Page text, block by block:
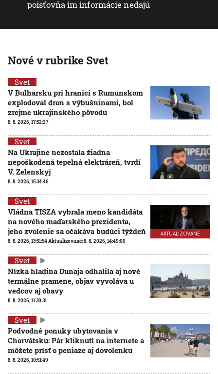
poisťovňa im informácie nedajú
Nové v rubrike Svet
Svet
V Bulharsku pri hranici s Rumunskom
explodoval dron s výbušninami, bol
zrejme ukrajinského pôvodu
8. 8. 2026, 17:52:27
Svet
Na Ukrajine nezostala žiadna
nepoškodená tepelná elektráreň, tvrdí
V. Zelenskyj
8. 8. 2026, 15:34:46
AKTUALIZOVANÉ
Svet
Vládna TISZA vybrala meno kandidáta
na nového maďarského prezidenta,
jeho zvolenie sa očakáva budúci týždeň
8. 8. 2026, 13:51:54Aktualizované:8. 8. 2026, 14:49:00
Svet
Nízka hladina Dunaja odhalila aj nové
termálne pramene, objav vyvoláva u
vedcov aj obavy
8. 8. 2026, 11:30:31
Svet
Podvodné ponuky ubytovania v
Chorvátsku: Pár kliknutí na internete a
môžete prísť o peniaze aj dovolenku
8. 8. 2026, 10:51:49